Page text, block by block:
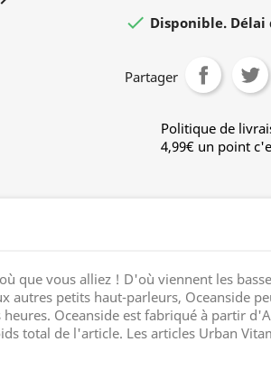
 Disponible.
Partager
Politique de
4,99€ un point
que vous alliez ! D'où viennent les
petits haut-parleurs, Oceanside
Oceanside est fabriqué à partir
total de l'article. Les articles Urban